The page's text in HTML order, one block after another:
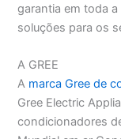
garantia em toda
soluções para os
A GREE
A marca Gree de
Gree Electric
condicionadores